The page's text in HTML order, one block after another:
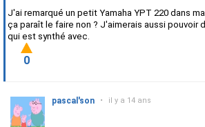
J'ai remarqué un petit Yamaha YPT 220 dans
ça paraît le faire non ? J'aimerais aussi pouvoir
qui est synthé avec.
0
pascal'son • il y a 14 ans